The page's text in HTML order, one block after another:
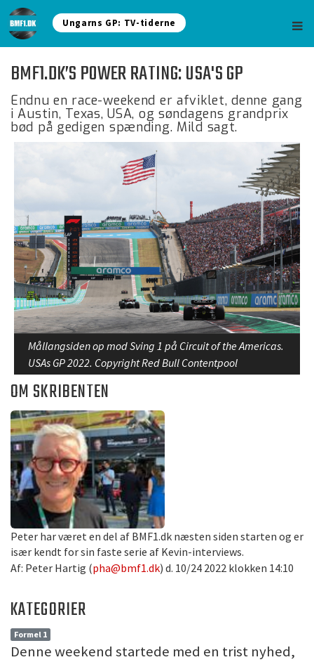
Ungarns GP: TV-tiderne
BMF1.DK’S POWER RATING: USA'S GP
Endnu en race-weekend er afviklet, denne gang
i Austin, Texas, USA, og søndagens grandprix
bød på gedigen spænding. Mild sagt.
Mållangsiden op mod Sving 1 på Circuit of the Americas.
USAs GP 2022. Copyright Red Bull Contentpool
OM SKRIBENTEN
Peter har været en del af BMF1.dk næsten siden starten og er
især kendt for sin faste serie af Kevin-interviews.
Af: Peter Hartig (pha@bmf1.dk) d. 10/24 2022 klokken 14:10
KATEGORIER
Formel 1
Denne weekend startede med en trist nyhed,